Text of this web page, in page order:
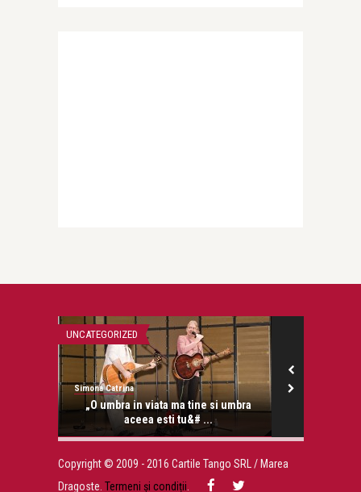
UNCATEGORIZED
Simona Catrina
„O umbra in viata ma tine si umbra
aceea esti tu&# ...
Copyright © 2009 - 2016 Cartile Tango SRL / Marea
Dragoste. Termeni și condiții